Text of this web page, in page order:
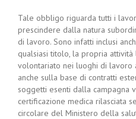
Tale obbligo riguarda tutti i
prescindere dalla natura
di lavoro. Sono infatti inclusi
qualsiasi titolo, la propria
volontariato nei luoghi di
anche sulla base di contratti
soggetti esenti dalla campagna
certificazione medica rilasciata
circolare del Ministero della